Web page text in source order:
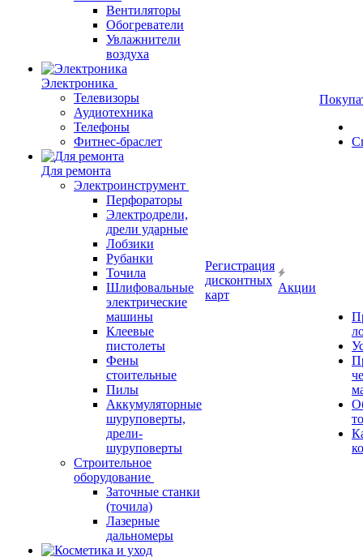
Вентиляторы
Обогреватели
Увлажнители
воздуха
Электроника
Телевизоры
Аудиотехника
Телефоны
Фитнес-браслет
Для ремонта
Электроинструмент
Перфораторы
Электродрели,
дрели ударные
Лобзики
Рубанки
Точила
Шлифовальные
электрические
машины
Клеевые
пистолеты
Фены
стоительные
Пилы
Аккумуляторные
шуруповерты,
дрели-
шуруповерты
Строительное
оборудование
Заточные станки
(точила)
Лазерные
дальномеры
Регистрация
дисконтных
карт
Акции